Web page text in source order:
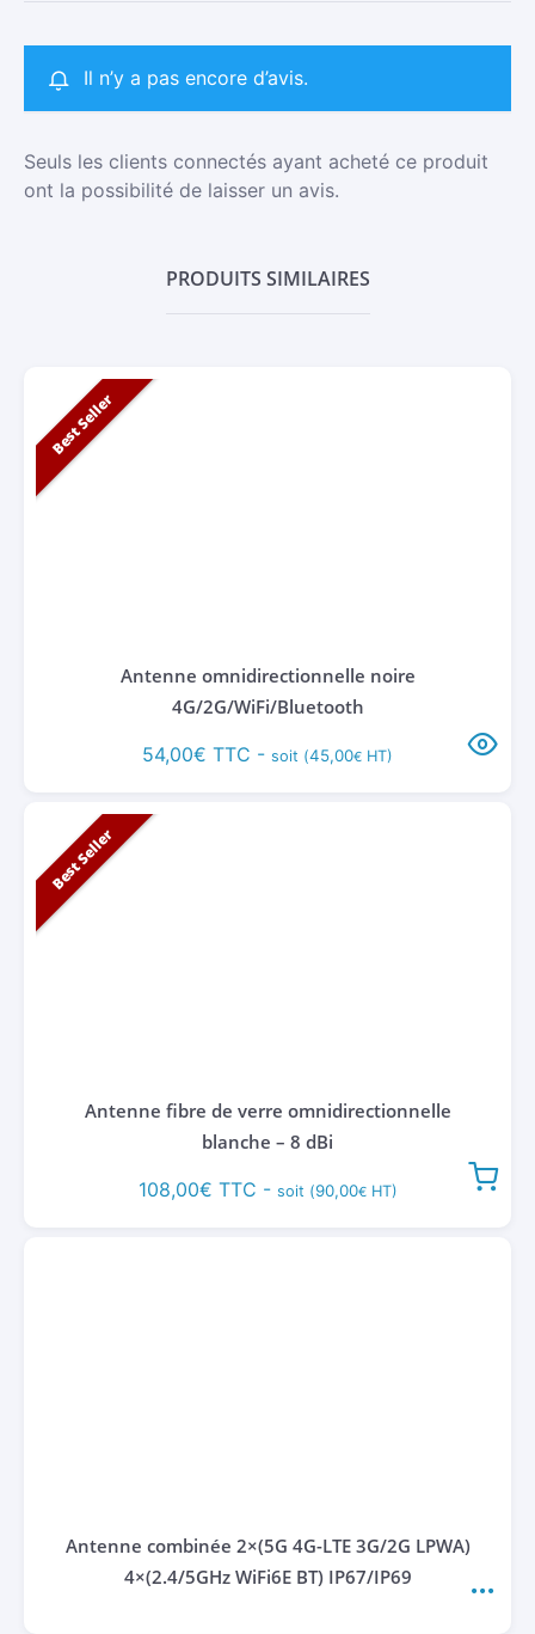
Il n’y a pas encore d’avis.
Seuls les clients connectés ayant acheté ce produit
ont la possibilité de laisser un avis.
PRODUITS SIMILAIRES
Best Seller
Antenne omnidirectionnelle noire
4G/2G/WiFi/Bluetooth
54,00€ TTC - soit (45,00€ HT)
Best Seller
Antenne fibre de verre omnidirectionnelle
blanche – 8 dBi
108,00€ TTC - soit (90,00€HT)
Antenne combinée 2×(5G 4G-LTE 3G/2G LPWA)
4×(2.4/5GHz WiFi6E BT) IP67/IP69